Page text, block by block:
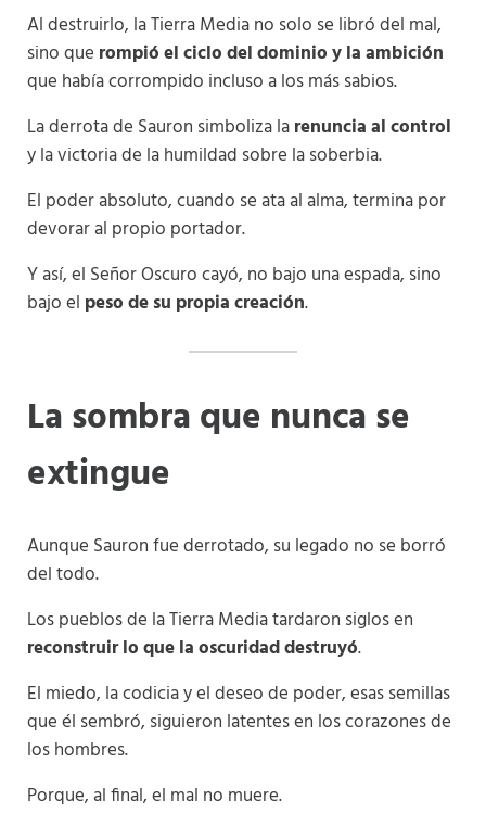
Al destruirlo, la Tierra Media no solo se libró del mal,
sino que rompió el ciclo del dominio y la ambición
que había corrompido incluso a los más sabios.
La derrota de Sauron simboliza larenuncia al control
y la victoria de la humildad sobre la soberbia.
El poder absoluto, cuando se ata al alma, termina por
devorar al propio portador.
Y así, el Señor Oscuro cayó, no bajo una espada, sino
bajo el peso de su propia creación.
La sombra que nunca se
extingue
Aunque Sauron fue derrotado, su legado no se borró
del todo.
Los pueblos de la Tierra Media tardaron siglos en
reconstruir lo que la oscuridad destruyó.
El miedo, la codicia y el deseo de poder, esas semillas
que él sembró, siguieron latentes en los corazones de
los hombres.
Porque, al final, el mal no muere.